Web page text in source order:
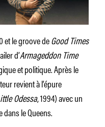
et le groove deGood Times
d’Armageddon Time
et politique. Après le
revient à l’épure
Odessa, 1994) avec un
le Queens.